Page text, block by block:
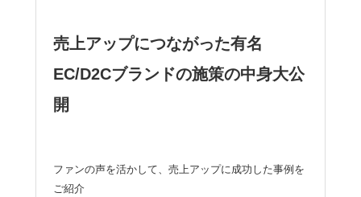
売上アップにつながった有名
EC/D2Cブランドの施策の中身大公
開
ファンの声を活かして、売上アップに成功した事例を
ご紹介